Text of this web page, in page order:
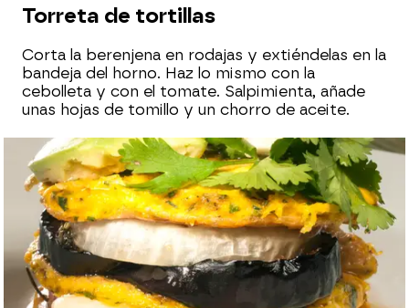
Torreta de tortillas
Corta la berenjena en rodajas y extiéndelas en la
bandeja del horno. Haz lo mismo con la
cebolleta y con el tomate. Salpimienta, añade
unas hojas de tomillo y un chorro de aceite.
Nova
Madrid